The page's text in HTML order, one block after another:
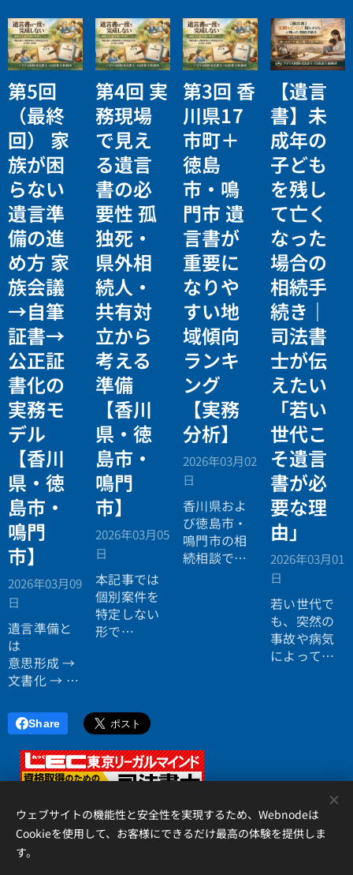
第5回
（最終
回） 家
族が困
らない
遺言準
備の進
め方 家
族会議
→自筆
証書→
公正証
書化の
実務モ
デル
【香川
県・徳
島市・
鳴門
市】
2026年03月09
日
遺言準備と
は
意思形成 →
文書化 → 共
の三段階で
進行する長
期プロセス
です。
第4回 実
務現場
で見え
る遺言
書の必
要性 孤
独死・
県外相
続人・
共有対
立から
考える
準備
【香川
県・徳
島市・
鳴門
市】
2026年03月05
日
本記事では
個別案件を
特定しない
形で
第3回 香
川県17
市町＋
徳島
市・鳴
門市 遺
言書が
重要に
なりや
すい地
域傾向
ランキ
ング
【実務
分析】
2026年03月02
日
香川県およ
び徳島市・
鳴門市の相
続相談で
化、地方部
では空き家
や共有固定
なりやす
く、地域特
【遺言
書】未
成年の
子ども
を残し
て亡く
なった
場合の
相続手
続き｜
司法書
士が伝
えたい
「若い
世代こ
そ遺言
書が必
要な理
由」
2026年03月01
日
若い世代で
も、突然の
事故や病気
によって相
年の子ども
が相続人と
なった場
合、通常の
Share
アイリス国際司法書士・行政書士事務所、 香川県高松市錦町２丁
ウェブサイトの機能性と安全性を実現するため、Webnodeは
Cookieを使用して、お客様にできるだけ最高の体験を提供しま
す。